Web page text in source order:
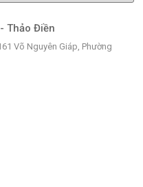
Thảo Điền
Võ Nguyên Giáp, Phường